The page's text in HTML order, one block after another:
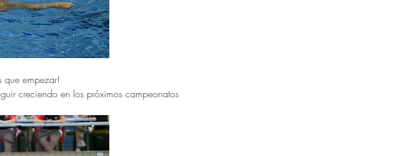
que empezar!
creciendo en los próximos campeonatos